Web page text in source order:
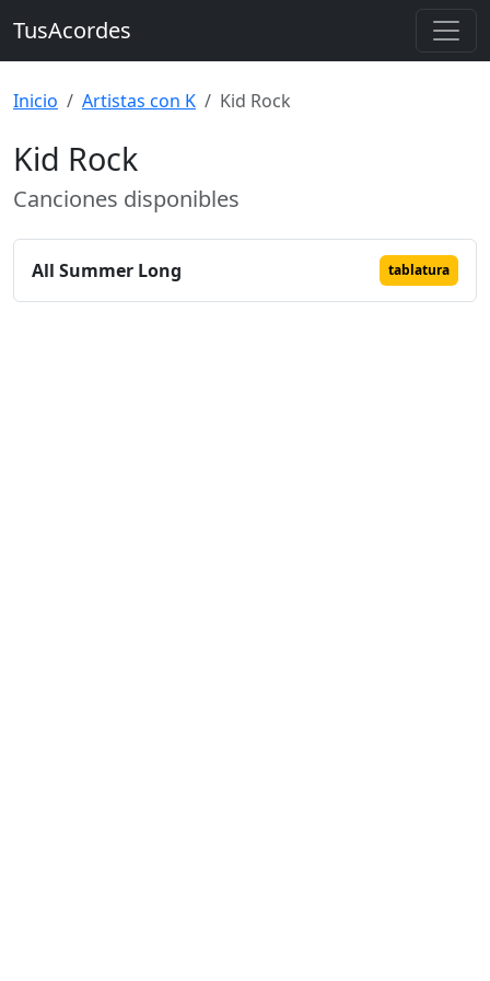
TusAcordes
Inicio Artistas con K Kid Rock
Kid Rock
Canciones disponibles
All Summer Long tablatura